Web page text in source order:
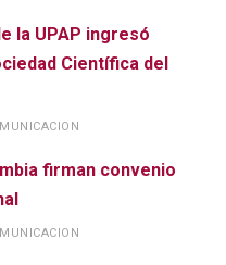
la UPAP ingresó
Científica del
firman convenio